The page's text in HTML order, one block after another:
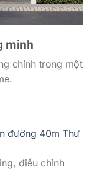
minh
chính trong một
đường 40m Thư
điều chỉnh